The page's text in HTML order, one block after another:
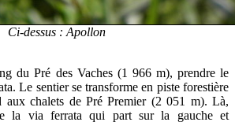
Ci-dessus : Apollon
du Pré des Vaches (1 966 m), prendre le
Le sentier se transforme en piste forestière
aux chalets de Pré Premier (2 051 m). Là,
la via ferrata qui part sur la gauche et